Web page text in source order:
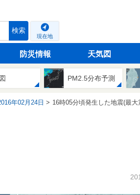
検索
現在地
防災情報 天気図
PM2.5分布予測
年02月24日 16時05分頃発生した地震(最大